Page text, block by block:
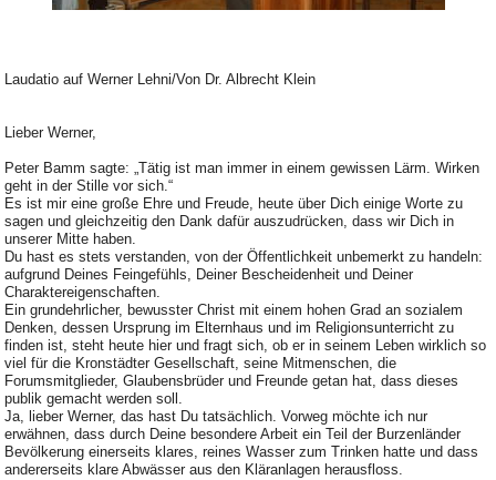
Laudatio auf Werner Lehni/Von Dr. Albrecht Klein
Lieber Werner,
Peter Bamm sagte: „Tätig ist man immer in einem gewissen Lärm. Wirken
geht in der Stille vor sich.“
Es ist mir eine große Ehre und Freude, heute über Dich einige Worte zu
sagen und gleichzeitig den Dank dafür auszudrücken, dass wir Dich in
unserer Mitte haben.
Du hast es stets verstanden, von der Öffentlichkeit unbemerkt zu handeln:
aufgrund Deines Feingefühls, Deiner Bescheidenheit und Deiner
Charaktereigenschaften.
Ein grundehrlicher, bewusster Christ mit einem hohen Grad an sozialem
Denken, dessen Ursprung im Elternhaus und im Religionsunterricht zu
finden ist, steht heute hier und fragt sich, ob er in seinem Leben wirklich so
viel für die Kronstädter Gesellschaft, seine Mitmenschen, die
Forumsmitglieder, Glaubensbrüder und Freunde getan hat, dass dieses
publik gemacht werden soll.
Ja, lieber Werner, das hast Du tatsächlich. Vorweg möchte ich nur
erwähnen, dass durch Deine besondere Arbeit ein Teil der Burzenländer
Bevölkerung einerseits klares, reines Wasser zum Trinken hatte und dass
andererseits klare Abwässer aus den Kläranlagen herausfloss.